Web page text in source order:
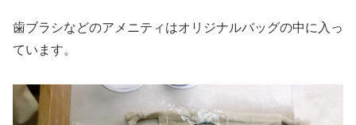
歯ブラシなどのアメニティはオリジナルバッグの中に入っ
ています。